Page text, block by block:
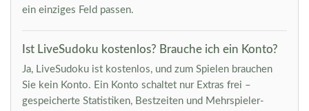
ein einziges Feld passen.
Ist LiveSudoku kostenlos? Brauche ich ein Konto?
Ja, LiveSudoku ist kostenlos, und zum Spielen brauchen
Sie kein Konto. Ein Konto schaltet nur Extras frei –
gespeicherte Statistiken, Bestzeiten und Mehrspieler-